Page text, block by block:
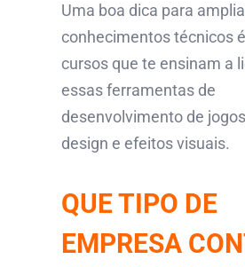
Uma boa dica para
conhecimentos técnicos
cursos que te ensinam a
essas ferramentas de
desenvolvimento de
design e efeitos visuais.
QUE TIPO DE
EMPRESA